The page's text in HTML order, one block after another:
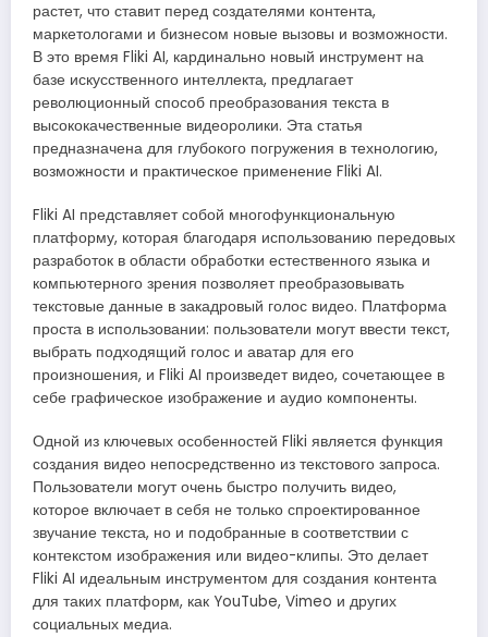
растет, что ставит перед создателями контента,
маркетологами и бизнесом новые вызовы и возможности.
В это время Fliki AI, кардинально новый инструмент на
базе искусственного интеллекта, предлагает
революционный способ преобразования текста в
высококачественные видеоролики. Эта статья
предназначена для глубокого погружения в технологию,
возможности и практическое применение Fliki AI.
Fliki AI представляет собой многофункциональную
платформу, которая благодаря использованию передовых
разработок в области обработки естественного языка и
компьютерного зрения позволяет преобразовывать
текстовые данные в закадровый голос видео. Платформа
проста в использовании: пользователи могут ввести текст,
выбрать подходящий голос и аватар для его
произношения, и Fliki AI произведет видео, сочетающее в
себе графическое изображение и аудио компоненты.
Одной из ключевых особенностей Fliki является функция
создания видео непосредственно из текстового запроса.
Пользователи могут очень быстро получить видео,
которое включает в себя не только спроектированное
звучание текста, но и подобранные в соответствии с
контекстом изображения или видео-клипы. Это делает
Fliki AI идеальным инструментом для создания контента
для таких платформ, как YouTube, Vimeo и других
социальных медиа.